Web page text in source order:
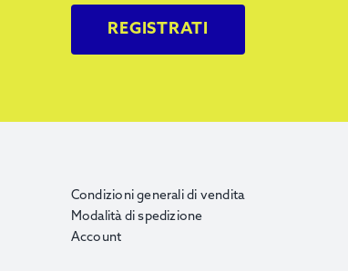
REGISTRATI
Condizioni generali di vendita
Modalità di spedizione
Account